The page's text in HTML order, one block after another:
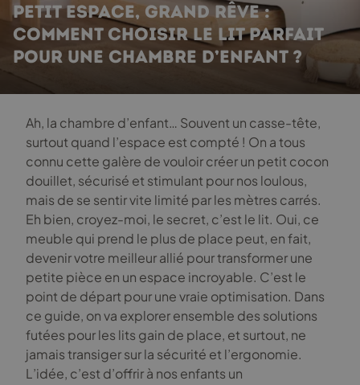
PETIT ESPACE, GRAND RÊVE :
COMMENT CHOISIR LE LIT PARFAIT
POUR UNE CHAMBRE D’ENFANT ?
Ah, la chambre d’enfant… Souvent un casse-tête,
surtout quand l’espace est compté ! On a tous
connu cette galère de vouloir créer un petit cocon
douillet, sécurisé et stimulant pour nos loulous,
mais de se sentir vite limité par les mètres carrés.
Eh bien, croyez-moi, le secret, c’est le lit. Oui, ce
meuble qui prend le plus de place peut, en fait,
devenir votre meilleur allié pour transformer une
petite pièce en un espace incroyable. C’est le
point de départ pour une vraie optimisation. Dans
ce guide, on va explorer ensemble des solutions
futées pour les lits gain de place, et surtout, ne
jamais transiger sur la sécurité et l’ergonomie.
L’idée, c’est d’offrir à nos enfants un